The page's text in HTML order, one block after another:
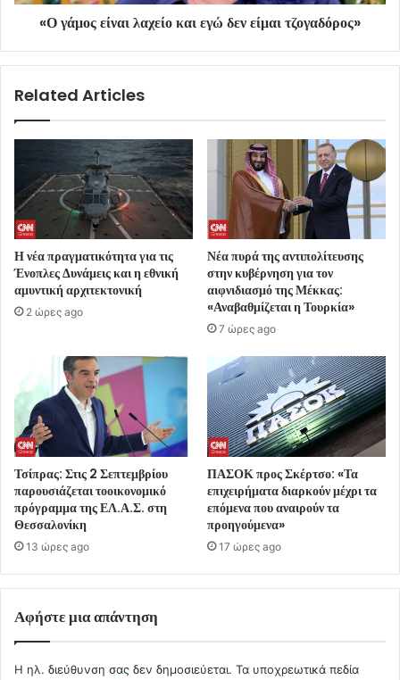
«Ο γάμος είναι λαχείο και εγώ δεν είμαι τζογαδόρος»
Related Articles
Η νέα πραγματικότητα για τις
Ένοπλες Δυνάμεις και η εθνική
αμυντική αρχιτεκτονική
2 ώρες ago
Νέα πυρά της αντιπολίτευσης
στην κυβέρνηση για τον
αιφνιδιασμό της Μέκκας:
«Αναβαθμίζεται η Τουρκία»
7 ώρες ago
Τσίπρας: Στις 2 Σεπτεμβρίου
παρουσιάζεται τοοικονομικό
πρόγραμμα της ΕΛ.Α.Σ. στη
Θεσσαλονίκη
13 ώρες ago
ΠΑΣΟΚ προς Σκέρτσο: «Τα
επιχειρήματα διαρκούν μέχρι τα
επόμενα που αναιρούν τα
προηγούμενα»
17 ώρες ago
Αφήστε μια απάντηση
Η ηλ. διεύθυνση σας δεν δημοσιεύεται. Τα υποχρεωτικά πεδία